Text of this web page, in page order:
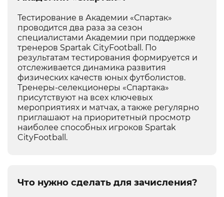
Тестирование в Академии «Спартак»
проводится два раза за сезон
специалистами Академии при поддержке
тренеров Spartak CityFootball. По
результатам тестирования формируется и
отслеживается динамика развития
физических качеств юных футболистов.
Тренеры-селекционеры «Спартака»
присутствуют на всех ключевых
мероприятиях и матчах, а также регулярно
приглашают на приоритетный просмотр
наиболее способных игроков Spartak
CityFootball.
Что нужно сделать для зачисления?